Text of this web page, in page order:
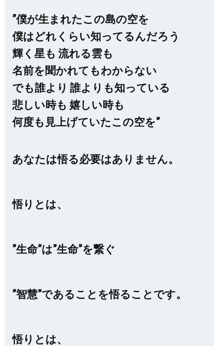
”僕が生まれたこの島の空を
僕はどれくらい知ってるんだろう
輝く星も 流れる雲も
名前を聞かれてもわからない
でも誰より 誰よりも知っている
悲しい時も 嬉しい時も
何度も見上げていたこの空を”
あなたは悟る必要はありません。
悟りとは、
”生命”は”生命”を繋ぐ
”智慧”であることを悟ることです。
悟りとは、